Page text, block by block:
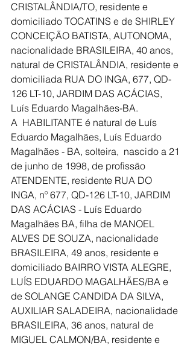
CRISTALÂNDIA/TO, residente e
domiciliado TOCATINS e de SHIRLEY
CONCEIÇÃO BATISTA, AUTONOMA,
nacionalidade BRASILEIRA, 40 anos,
natural de CRISTALÂNDIA, residente e
domiciliada RUA DO INGA, 677, QD-
126 LT-10, JARDIM DAS ACÁCIAS,
Luís Eduardo Magalhães-BA.
A  HABILITANTE é natural de Luís
Eduardo Magalhães, Luís Eduardo
Magalhães - BA, solteira,  nascido a 21
de junho de 1998, de profissão
ATENDENTE, residente RUA DO
INGA, nº 677, QD-126 LT-10, JARDIM
DAS ACÁCIAS - Luís Eduardo
Magalhães BA, filha de MANOEL
ALVES DE SOUZA, nacionalidade
BRASILEIRA, 49 anos, residente e
domiciliado BAIRRO VISTA ALEGRE,
LUÍS EDUARDO MAGALHÃES/BA e
de SOLANGE CANDIDA DA SILVA,
AUXILIAR SALADEIRA, nacionalidade
BRASILEIRA, 36 anos, natural de
MIGUEL CALMON/BA, residente e